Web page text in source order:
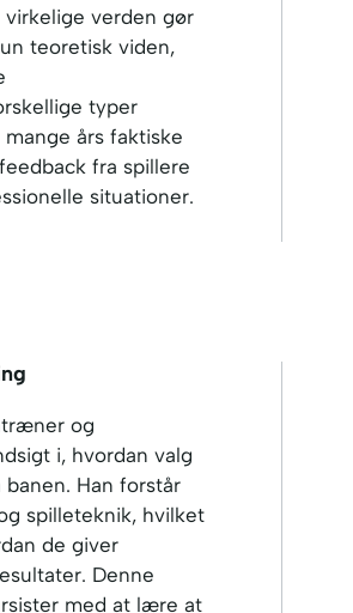
verden gør
teoretisk viden,
typer
års faktiske
fra spillere
situationer.
og
i, hvordan valg
Han forstår
spilleteknik, hvilket
de giver
Denne
med at lære at